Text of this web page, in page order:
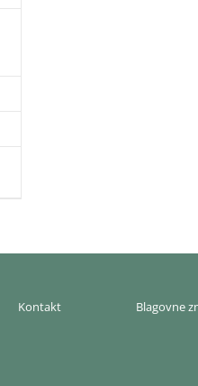
Kontakt Blagovne